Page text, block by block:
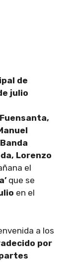
de
julio
Lorenzo
el
que se
en el
a los
por